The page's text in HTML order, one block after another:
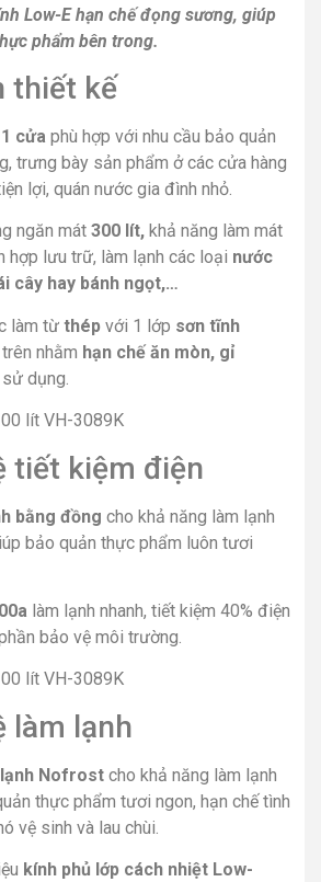
Low-E hạn chế đọng sương, giúp
phẩm bên trong.
thiết kế
1 cửa phù hợp với nhu cầu bảo quản
trưng bày sản phẩm ở các cửa hàng
lợi, quán nước gia đình nhỏ.
ngăn mát 300 lít, khả năng làm mát
hợp lưu trữ, làm lạnh các loại nước
cây hay bánh ngọt,…
làm từ thép với 1 lớp sơn tĩnh
nhằm hạn chế ăn mòn, gỉ
dụng.
tiết kiệm điện
bằng đồng cho khả năng làm lạnh
bảo quản thực phẩm luôn tươi
làm lạnh nhanh, tiết kiệm 40% điện
bảo vệ môi trường.
làm lạnh
Nofrost cho khả năng làm lạnh
thực phẩm tươi ngon, hạn chế tình
vệ sinh và lau chùi.
kính phủ lớp cách nhiệt Low-